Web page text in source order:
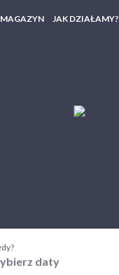
MAGAZYN JAK DZIAŁAMY?